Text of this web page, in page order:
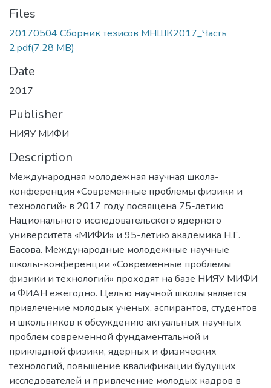
Files
20170504 Сборник тезисов МНШК2017_Часть
2.pdf(7.28 MB)
Date
2017
Publisher
НИЯУ МИФИ
Description
Международная молодежная научная школа-
конференция «Современные проблемы физики и
технологий» в 2017 году посвящена 75-летию
Национального исследовательского ядерного
университета «МИФИ» и 95-летию академика Н.Г.
Басова. Международные молодежные научные
школы-конференции «Современные проблемы
физики и технологий» проходят на базе НИЯУ МИФИ
и ФИАН ежегодно. Целью научной школы является
привлечение молодых ученых, аспирантов, студентов
и школьников к обсуждению актуальных научных
проблем современной фундаментальной и
прикладной физики, ядерных и физических
технологий, повышение квалификации будущих
исследователей и привлечение молодых кадров в